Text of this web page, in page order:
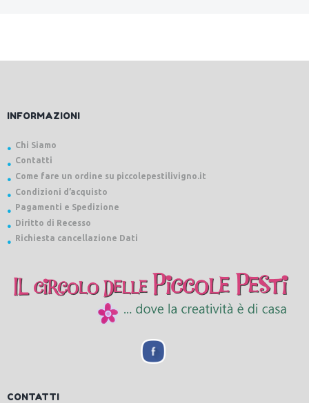
INFORMAZIONI
Chi Siamo
Contatti
Come fare un ordine su piccolepestilivigno.it
Condizioni d’acquisto
Pagamenti e Spedizione
Diritto di Recesso
Richiesta cancellazione Dati
CONTATTI